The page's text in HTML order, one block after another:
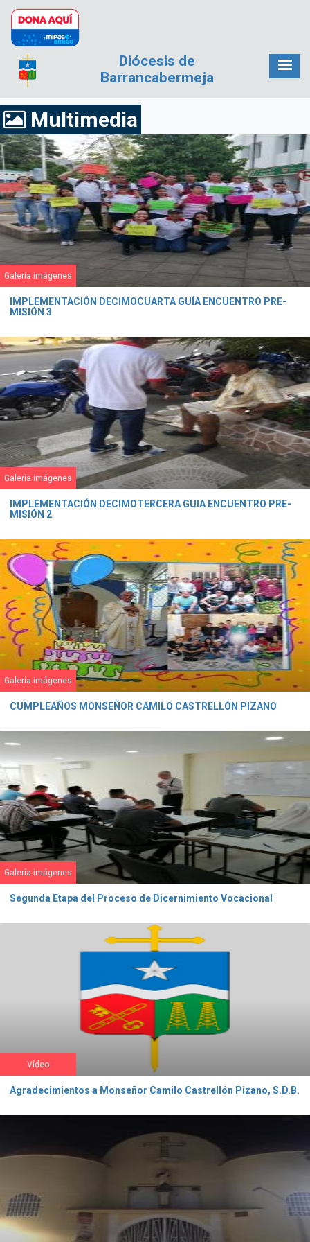
Pasar al contenido principal
Diócesis de
Barrancabermeja
Multimedia
Galería imágenes
IMPLEMENTACIÓN DECIMOCUARTA GUÍA ENCUENTRO PRE-
MISIÓN 3
Galería imágenes
IMPLEMENTACIÓN DECIMOTERCERA GUIA ENCUENTRO PRE-
MISIÓN 2
Galería imágenes
CUMPLEAÑOS MONSEÑOR CAMILO CASTRELLÓN PIZANO
Galería imágenes
Segunda Etapa del Proceso de Dicernimiento Vocacional
Vídeo
Agradecimientos a Monseñor Camilo Castrellón Pizano, S.D.B.